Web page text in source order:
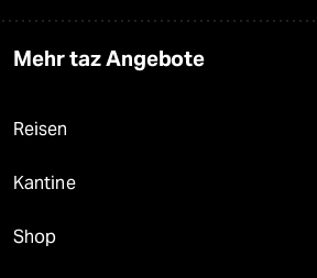
Mehr taz Angebote
Reisen
Kantine
Shop